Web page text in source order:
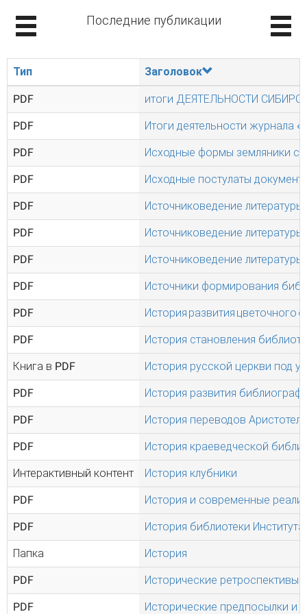
Последние публикации
Тип Заголовок
PDF итоги ДЕЯТЕЛЬНОСТИ
PDF Итоги деятельности журнала
PDF Исходные формы земляники
PDF Исходные постулаты
PDF Источниковедение
PDF Источниковедение литературы
PDF Источниковедение литературы
PDF Источники формирования
PDF История развития цветочного
PDF История становления
Книга в PDF История русской церкви под
PDF История развития
PDF История переводов
PDF История краеведческой
Интерактивный контент История клубники
PDF История и современные
PDF История библиотеки
Папка История
PDF Исторические ретроспективы
PDF Исторические предпосылки и